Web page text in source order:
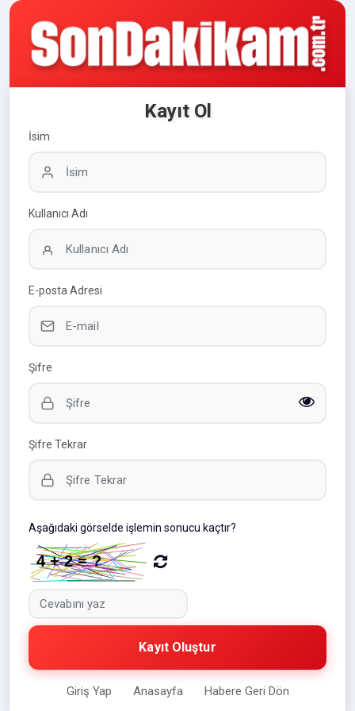
Kayıt Ol
İsim
Kullanıcı Adı
E-posta Adresi
Şifre
Şifre Tekrar
Aşağıdaki görselde işlemin sonucu kaçtır?
Kayıt Oluştur
Giriş Yap Anasayfa Habere Geri Dön